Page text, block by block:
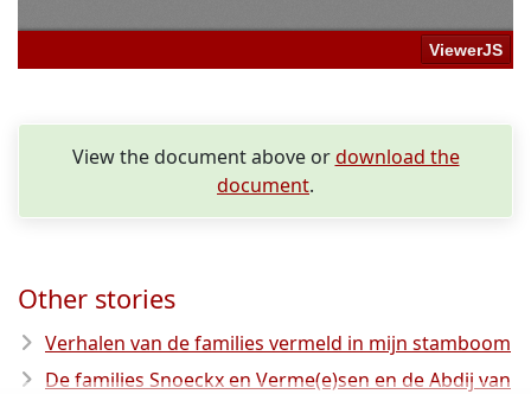
View the document above ordownload the
document.
Other stories
Verhalen van de families vermeld in mijn stamboom
De families Snoeckx en Verme(e)sen en de Abdij van